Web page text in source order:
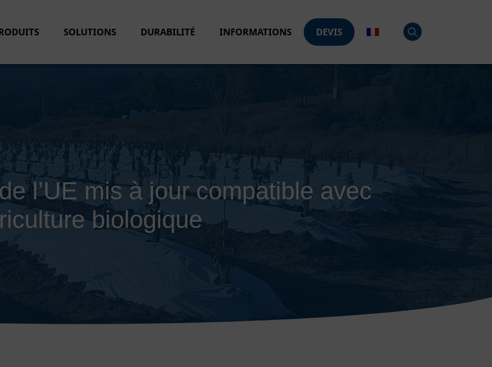
SOLUTIONS DURABILITÉ INFORMATIONS DEVIS
l’UE mis à jour compatible avec
biologique